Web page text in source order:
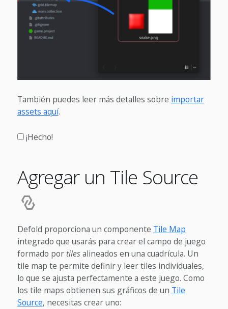
También puedes leer más detalles sobre importar
assets aquí.
¡Hecho!
Agregar un Tile Source
Defold proporciona un componente Tile Map
integrado que usarás para crear el campo de juego
formado por tilesalineados en una cuadrícula. Un
tile map te permite definir y leer tiles individuales,
lo que se ajusta perfectamente a este juego. Como
los tile maps obtienen sus gráficos de un Tile
Source, necesitas crear uno: